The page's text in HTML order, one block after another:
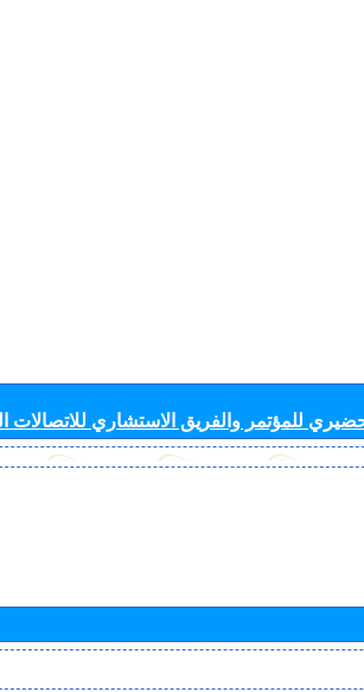
للمؤتمر والفريق الاستشاري للاتصالات